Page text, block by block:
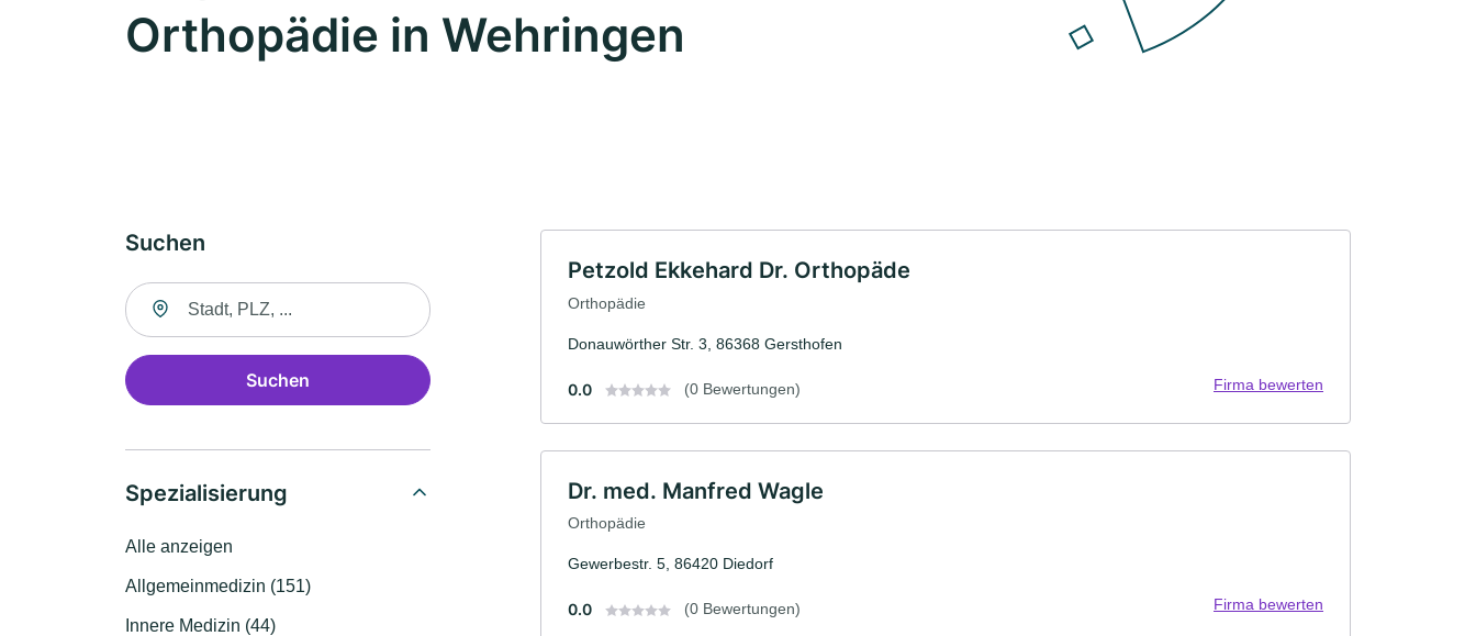
Orthopädie in Wehringen
Suchen
Suche nach Ort
Suchen
Spezialisierung
Alle anzeigen
Allgemeinmedizin (151)
Innere Medizin (44)
Petzold Ekkehard Dr. Orthopäde
Orthopädie
Donauwörther Str. 3, 86368 Gersthofen
0.0 (0 Bewertungen) Firma bewerten
Dr. med. Manfred Wagle
Orthopädie
Gewerbestr. 5, 86420 Diedorf
0.0 (0 Bewertungen) Firma bewerten